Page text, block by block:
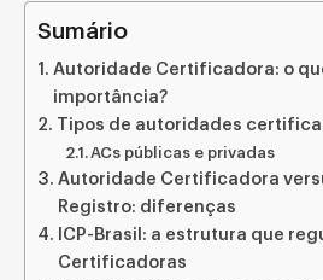
Sumário
Autoridade Certificadora: o
importância?
Tipos de autoridades
ACs públicas e privadas
Autoridade Certificadora
Registro: diferenças
ICP-Brasil: a estrutura que
Certificadoras